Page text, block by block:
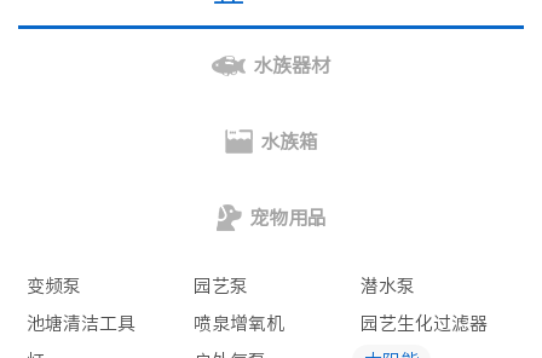
水族器材
水族箱
宠物用品
变频泵 园艺泵 潜水泵
池塘清洁工具 喷泉增氧机 园艺生化过滤器